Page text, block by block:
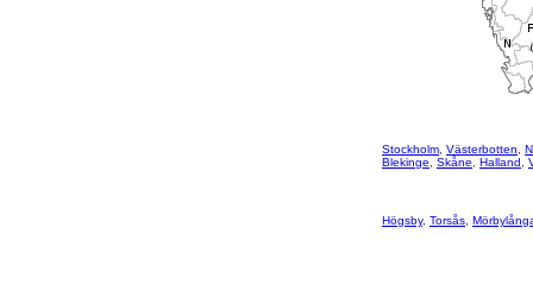
Stockholm Västerbotten
Blekinge
Skåne Halland
Högsby, Torsås